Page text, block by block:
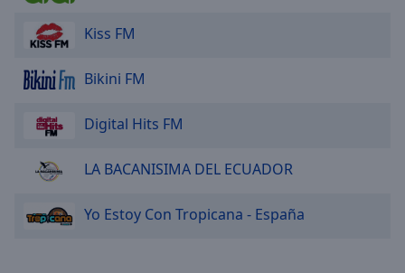
Color
Background
Kiss FM
Bikini FM
Digital Hits FM
LA BACANISIMA DEL ECUADOR
Yo Estoy Con Tropicana - España